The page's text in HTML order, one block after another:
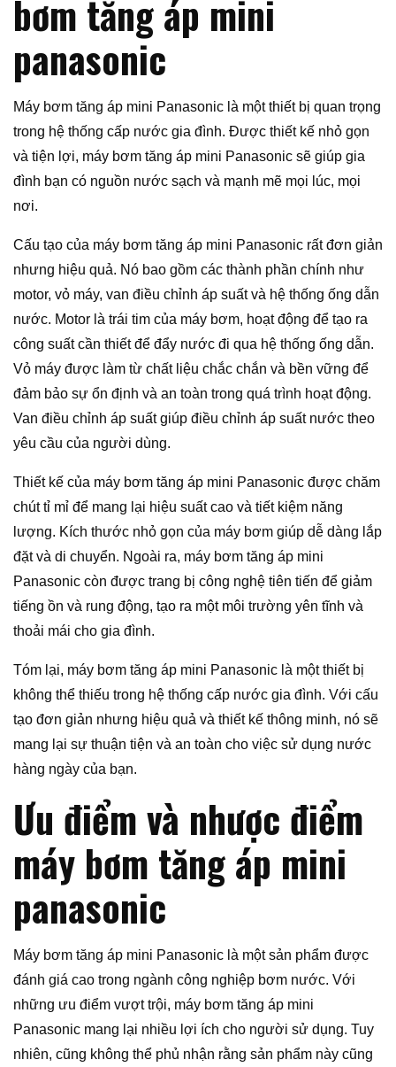
bơm tăng áp mini
panasonic
Máy bơm tăng áp mini Panasonic là một thiết bị quan trọng
trong hệ thống cấp nước gia đình. Được thiết kế nhỏ gọn
và tiện lợi, máy bơm tăng áp mini Panasonic sẽ giúp gia
đình bạn có nguồn nước sạch và mạnh mẽ mọi lúc, mọi
nơi.
Cấu tạo của máy bơm tăng áp mini Panasonic rất đơn giản
nhưng hiệu quả. Nó bao gồm các thành phần chính như
motor, vỏ máy, van điều chỉnh áp suất và hệ thống ống dẫn
nước. Motor là trái tim của máy bơm, hoạt động để tạo ra
công suất cần thiết để đẩy nước đi qua hệ thống ống dẫn.
Vỏ máy được làm từ chất liệu chắc chắn và bền vững để
đảm bảo sự ổn định và an toàn trong quá trình hoạt động.
Van điều chỉnh áp suất giúp điều chỉnh áp suất nước theo
yêu cầu của người dùng.
Thiết kế của máy bơm tăng áp mini Panasonic được chăm
chút tỉ mỉ để mang lại hiệu suất cao và tiết kiệm năng
lượng. Kích thước nhỏ gọn của máy bơm giúp dễ dàng lắp
đặt và di chuyển. Ngoài ra, máy bơm tăng áp mini
Panasonic còn được trang bị công nghệ tiên tiến để giảm
tiếng ồn và rung động, tạo ra một môi trường yên tĩnh và
thoải mái cho gia đình.
Tóm lại, máy bơm tăng áp mini Panasonic là một thiết bị
không thể thiếu trong hệ thống cấp nước gia đình. Với cấu
tạo đơn giản nhưng hiệu quả và thiết kế thông minh, nó sẽ
mang lại sự thuận tiện và an toàn cho việc sử dụng nước
hàng ngày của bạn.
Ưu điểm và nhược điểm
máy bơm tăng áp mini
panasonic
Máy bơm tăng áp mini Panasonic là một sản phẩm được
đánh giá cao trong ngành công nghiệp bơm nước. Với
những ưu điểm vượt trội, máy bơm tăng áp mini
Panasonic mang lại nhiều lợi ích cho người sử dụng. Tuy
nhiên, cũng không thể phủ nhận rằng sản phẩm này cũng